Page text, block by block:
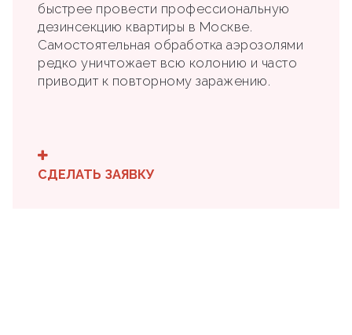
быстрее провести профессиональную
дезинсекцию квартиры в Москве.
Самостоятельная обработка аэрозолями
редко уничтожает всю колонию и часто
приводит к повторному заражению.
СДЕЛАТЬ ЗАЯВКУ